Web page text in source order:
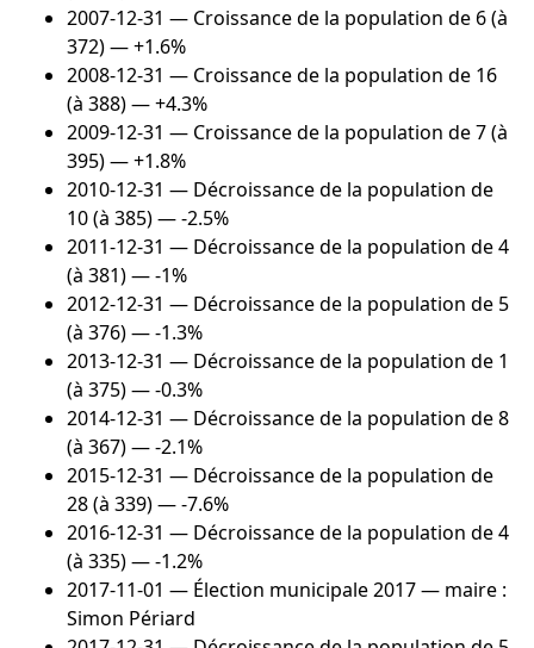
2007-12-31 — Croissance de la population de 6 (à
372) — +1.6%
2008-12-31 — Croissance de la population de 16
(à 388) — +4.3%
2009-12-31 — Croissance de la population de 7 (à
395) — +1.8%
2010-12-31 — Décroissance de la population de
10 (à 385) — -2.5%
2011-12-31 — Décroissance de la population de 4
(à 381) — -1%
2012-12-31 — Décroissance de la population de 5
(à 376) — -1.3%
2013-12-31 — Décroissance de la population de 1
(à 375) — -0.3%
2014-12-31 — Décroissance de la population de 8
(à 367) — -2.1%
2015-12-31 — Décroissance de la population de
28 (à 339) — -7.6%
2016-12-31 — Décroissance de la population de 4
(à 335) — -1.2%
2017-11-01 — Élection municipale 2017 — maire :
Simon Périard